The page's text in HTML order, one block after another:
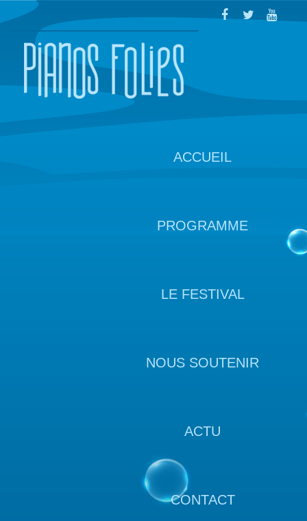
ACCUEIL
PROGRAMME
LE FESTIVAL
NOUS SOUTENIR
ACTU
CONTACT